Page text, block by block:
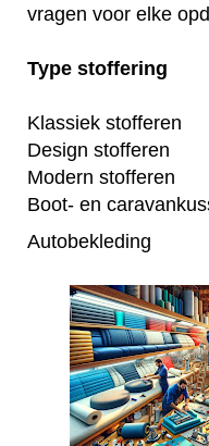
vragen voor elke
Type stoffering
Klassiek stofferen
Design stofferen
Modern stofferen
Boot- en
Autobekleding